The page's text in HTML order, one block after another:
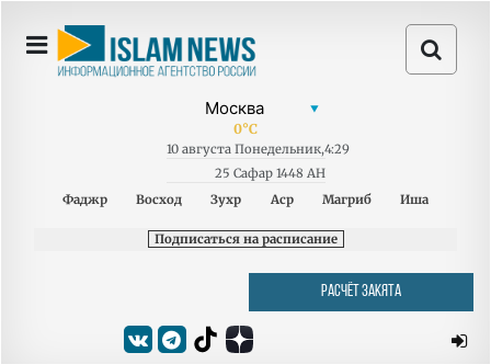
0°C
10 августа Понедельник,4:29
25 Сафар 1448 AH
Фаджр
Восход Зухр Аср Магриб Иша
Подписаться на расписание
РАСЧЁТ ЗАКЯТА